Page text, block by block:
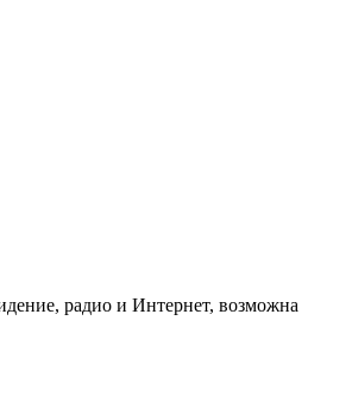
радио и Интернет, возможна